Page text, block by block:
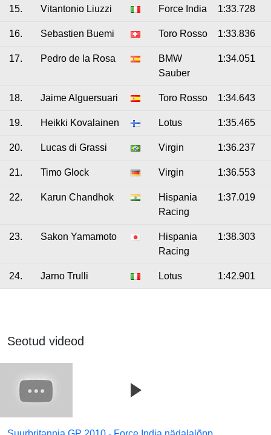
15. Vitantonio Liuzzi Force India 1:33.728
16. Sebastien Buemi Toro Rosso 1:33.836
17. Pedro de la Rosa
BMW
Sauber
1:34.051
18. Jaime Alguersuari Toro Rosso 1:34.643
19. Heikki Kovalainen Lotus 1:35.465
20. Lucas di Grassi Virgin 1:36.237
21. Timo Glock Virgin 1:36.553
22. Karun Chandhok
Hispania
Racing
1:37.019
23. Sakon Yamamoto
Hispania
Racing
1:38.303
24. Jarno Trulli Lotus 1:42.901
Seotud videod